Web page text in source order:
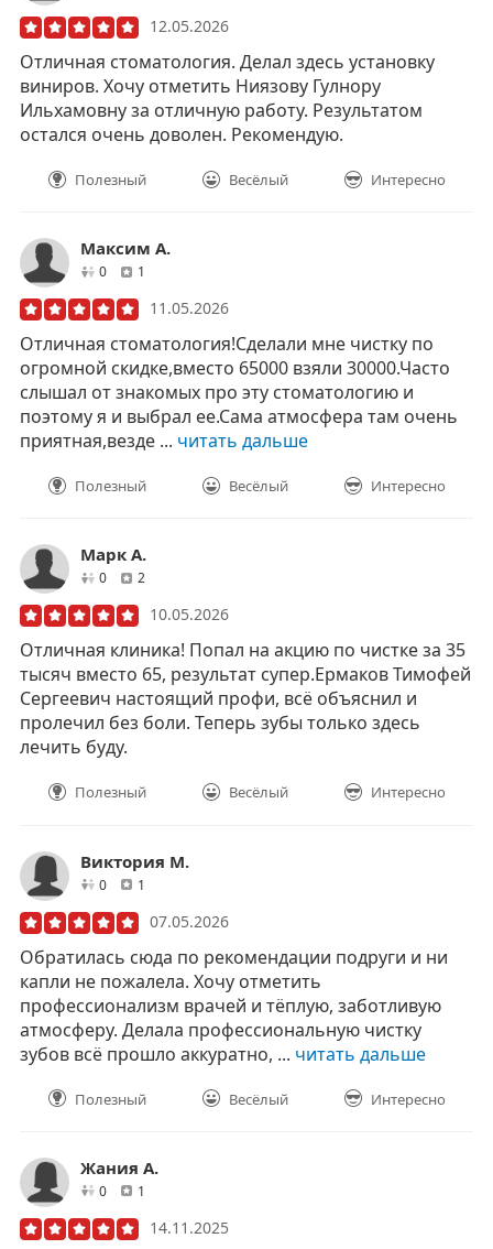
12.05.2026
Отличная стоматология. Делал здесь установку
виниров. Хочу отметить Ниязову Гулнору
Ильхамовну за отличную работу. Результатом
остался очень доволен. Рекомендую.
Полезный Весёлый Интересно
Максим А.
0друзей1
11.05.2026
Отличная стоматология!Сделали мне чистку по
огромной скидке,вместо 65000 взяли 30000.Часто
слышал от знакомых про эту стоматологию и
поэтому я и выбрал ее.Сама атмосфера там очень
приятная,везде ... читать дальше
Полезный Весёлый Интересно
Марк А.
0друзей
2
10.05.2026
Отличная клиника! Попал на акцию по чистке за 35
тысяч вместо 65, результат супер.Ермаков Тимофей
Сергеевич настоящий профи, всё объяснил и
пролечил без боли. Теперь зубы только здесь
лечить буду.
Полезный Весёлый Интересно
Виктория М.
0друзей1
07.05.2026
Обратилась сюда по рекомендации подруги и ни
капли не пожалела. Хочу отметить
профессионализм врачей и тёплую, заботливую
атмосферу. Делала профессиональную чистку
зубов всё прошло аккуратно, ... читать дальше
Полезный Весёлый Интересно
Жания А.
0друзей1
14.11.2025